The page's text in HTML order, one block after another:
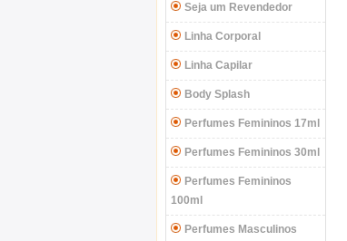
Seja um Revendedor
Linha Corporal
Linha Capilar
Body Splash
Perfumes Femininos 17ml
Perfumes Femininos 30ml
Perfumes Femininos
100ml
Perfumes Masculinos